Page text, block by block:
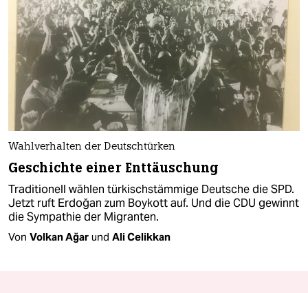
Wahlverhalten der Deutschtürken
Geschichte einer Enttäuschung
Traditionell wählen türkischstämmige Deutsche die SPD.
Jetzt ruft Erdoğan zum Boykott auf. Und die CDU gewinnt
die Sympathie der Migranten.
Von Volkan Ağar und Ali Celikkan